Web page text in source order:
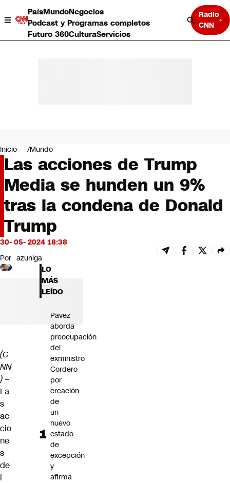
PaísMundoNegocios
Podcast y Programas completos
Futuro 360CulturaServicios
Radio
CNN
Negocios
Deportes
Programas completos
Cultura
Servicios
Bits
CNN tiempo
Futuro 360
Inicio Mundo
Las acciones de Trump
Media se hunden un 9%
tras la condena de Donald
Trump
30- 05- 2024 18:38
Por azuniga
(C
NN
) –
La
s
ac
cio
ne
s
de
l
LO
MÁS
LEÍDO
Pavez
aborda
preocupación
del
exministro
Cordero
por
creación
de
un
nuevo
estado
de
excepción
y
afirma